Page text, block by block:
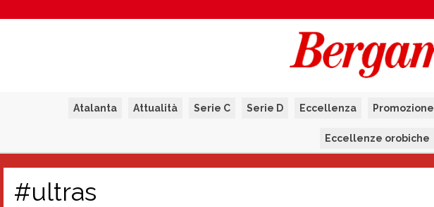
Atalanta Attualità Serie C Serie D Eccellenza Promozione
Eccellenze orobiche
#ultras